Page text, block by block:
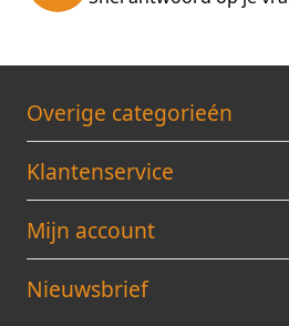
Overige categorieén
Klantenservice
Mijn account
Nieuwsbrief